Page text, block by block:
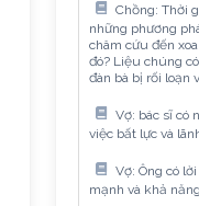
Chồng: Thời
những phương
châm cứu đến
đó? Liệu chúng
đàn bà bị rối loạn
Vợ: bác sĩ có
việc bất lực và
Vợ: Ông có
mạnh và khả